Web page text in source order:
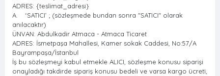
ADRES: {teslimat_adresi}
A. ‘SATICI’ ; (sözleşmede bundan sonra "SATICI" olarak
anılacaktır)
ÜNVAN: Abdulkadir Atmaca - Atmaca Ticaret
ADRES: İsmetpaşa Mahallesi, Kamer sokak Caddesi, No:57/A
Bayrampaşa/İstanbul
İş bu sözleşmeyi kabul etmekle ALICI, sözleşme konusu siparişi
onayladığı takdirde sipariş konusu bedeli ve varsa kargo ücreti,